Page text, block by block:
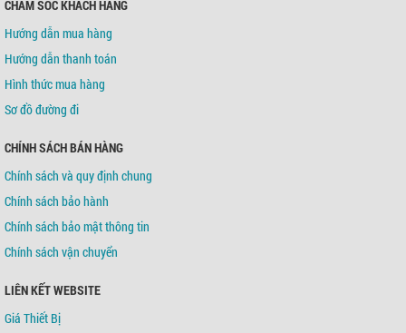
CHĂM SÓC KHÁCH HÀNG
Hướng dẫn mua hàng
Hướng dẫn thanh toán
Hình thức mua hàng
Sơ đồ đường đi
CHÍNH SÁCH BÁN HÀNG
Chính sách và quy định chung
Chính sách bảo hành
Chính sách bảo mật thông tin
Chính sách vận chuyển
LIÊN KẾT WEBSITE
Giá Thiết Bị